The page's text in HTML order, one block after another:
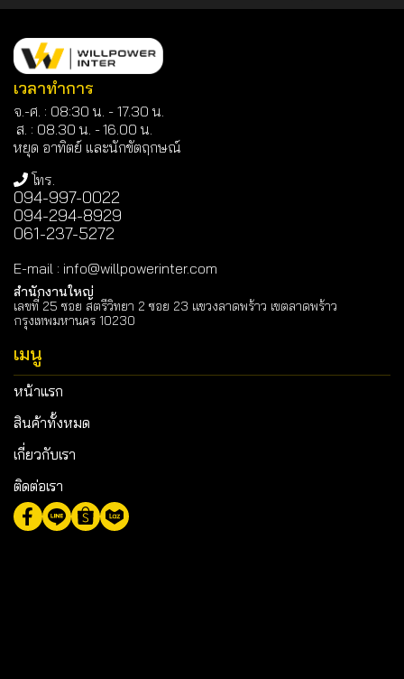
เวลาทำการ
จ.-ศ. : 08:30 น. - 17.30 น.
ส. : 08.30 น. -16.00 น.
หยุด อาทิตย์ และนักขัตฤกษณ์
โทร.
094-997-0022
094-294-8929
061-237-5272
E-mail : info@willpowerinter.com
สำนักงานใหญ่
เลขที่ 25 ซอย สตรีวิทยา 2 ซอย 23 แขวงลาดพร้าว เขตลาดพร้าว
กรุงเทพมหานคร 10230
เมนู
หน้าแรก
สินค้าทั้งหมด
เกี่ยวกับเรา
ติดต่อเรา